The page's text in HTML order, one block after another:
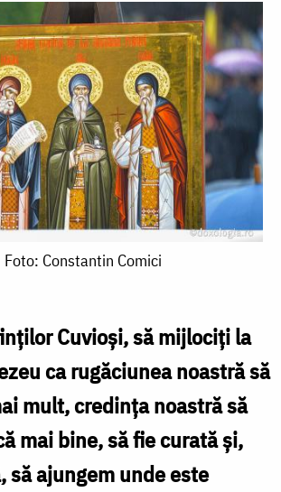
Foto: Constantin Comici
Cuvioși, să mijlociți la
ca rugăciunea noastră să
mult, credința noastră să
mai bine, să fie curată și,
să ajungem unde este